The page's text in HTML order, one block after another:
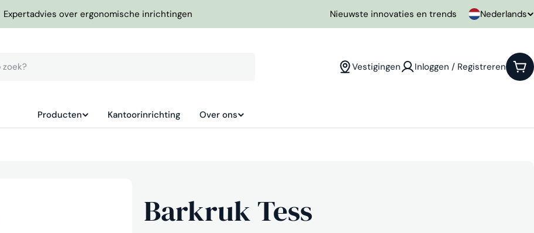
Expertadvies over ergonomische inrichtingen Nieuwste innovaties en trends
T
a
Nederlands
Vestigingen Inloggen / Registreren
Producten Kantoorinrichting Over ons
Barkruk Tess